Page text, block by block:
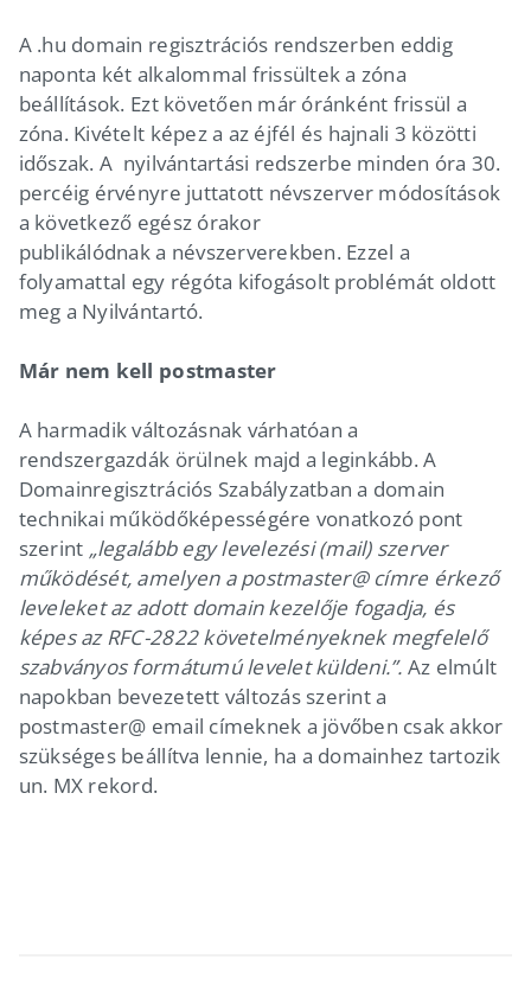
A .hu domain regisztrációs rendszerben eddig
naponta két alkalommal frissültek a zóna
beállítások. Ezt követően már óránként frissül a
zóna. Kivételt képez a az éjfél és hajnali 3 közötti
időszak. A nyilvántartási redszerbe minden óra 30.
percéig érvényre juttatott névszerver módosítások
a következő egész órakor
publikálódnak a névszerverekben. Ezzel a
folyamattal egy régóta kifogásolt problémát oldott
meg a Nyilvántartó.
Már nem kell postmaster
A harmadik változásnak várhatóan a
rendszergazdák örülnek majd a leginkább. A
Domainregisztrációs Szabályzatban a domain
technikai működőképességére vonatkozó pont
szerint „legalább egy levelezési (mail) szerver
működését, amelyen a postmaster@ címre érkező
leveleket az adott domain kezelője fogadja, és
képes az RFC-2822 követelményeknek megfelelő
szabványos formátumú levelet küldeni.”. Az elmúlt
napokban bevezetett változás szerint a
postmaster@ email címeknek a jövőben csak akkor
szükséges beállítva lennie, ha a domainhez tartozik
un. MX rekord.